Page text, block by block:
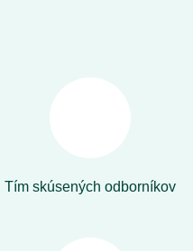
Tím skúsených odborníkov